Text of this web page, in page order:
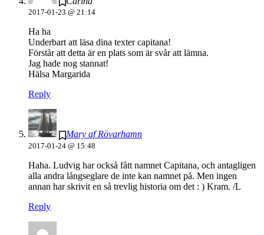
2017-01-23 @ 21:14
Ha ha
Underbart att läsa dina texter capitana!
Förstår att detta är en plats som är svår att lämna.
Jag hade nog stannat!
Hälsa Margarida
Reply
Mary af Rövarhamn
2017-01-24 @ 15:48
Haha. Ludvig har också fått namnet Capitana, och antagligen
alla andra långseglare de inte kan namnet på. Men ingen
annan har skrivit en så trevlig historia om det : ) Kram. /L
Reply